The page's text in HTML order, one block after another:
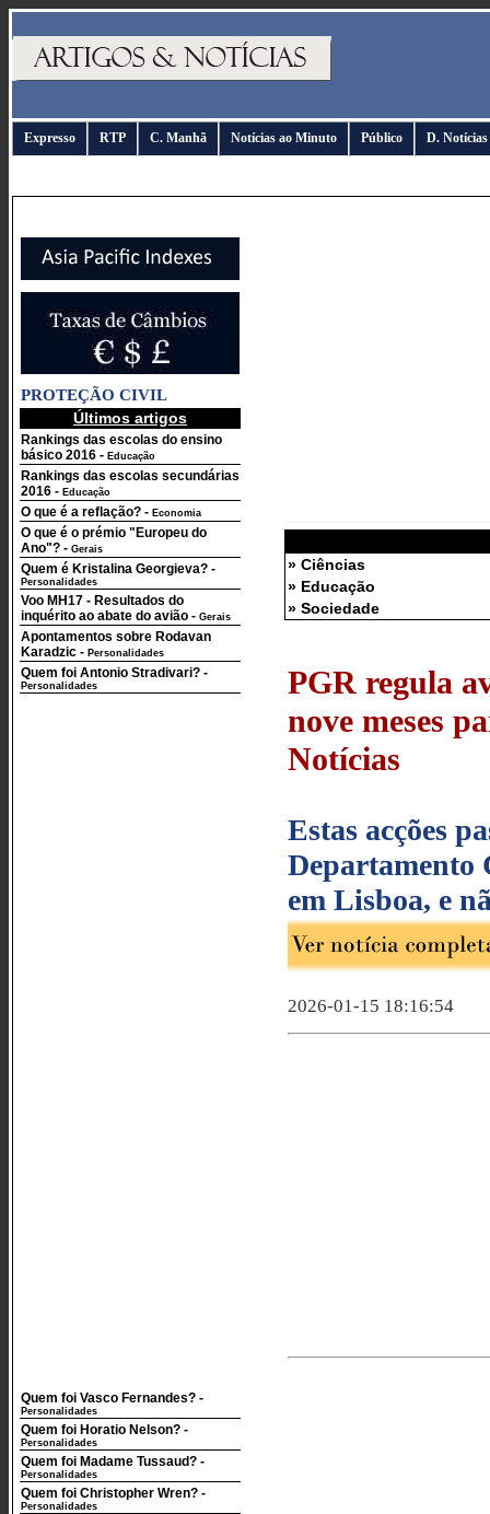
Expresso RTP C. Manhã Notícias ao Minuto Público D. Notícias
PROTEÇÃO CIVIL
Últimos artigos
Rankings das escolas do ensino
básico 2016 - Educação
Rankings das escolas secundárias
2016 - Educação
O que é a reflação? - Economia
O que é o prémio "Europeu do
Ano"? - Gerais
Quem é Kristalina Georgieva? -
Personalidades
Voo MH17 - Resultados do
inquérito ao abate do avião - Gerais
Apontamentos sobre Rodavan
Karadzic - Personalidades
Quem foi Antonio Stradivari? -
Personalidades
Quem foi Vasco Fernandes? -
Personalidades
Quem foi Horatio Nelson? -
Personalidades
Quem foi Madame Tussaud? -
Personalidades
Quem foi Christopher Wren? -
Personalidades
» Ciências
» Educação
» Sociedade
PGR regula
nove meses
Notícias
Estas acções
Departamento
em Lisboa, e
2026-01-15 18:16:54